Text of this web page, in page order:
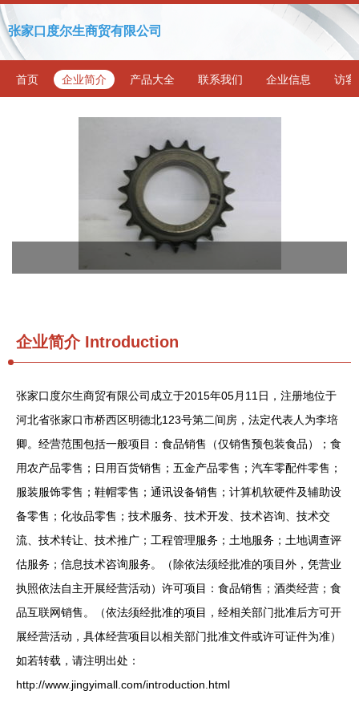
张家口度尔生商贸有限公司
首页 企业简介 产品大全 联系我们 企业信息 访客
企业简介 Introduction
张家口度尔生商贸有限公司成立于2015年05月11日，注册地位于
河北省张家口市桥西区明德北123号第二间房，法定代表人为李培
卿。经营范围包括一般项目：食品销售（仅销售预包装食品）；食
用农产品零售；日用百货销售；五金产品零售；汽车零配件零售；
服装服饰零售；鞋帽零售；通讯设备销售；计算机软硬件及辅助设
备零售；化妆品零售；技术服务、技术开发、技术咨询、技术交
流、技术转让、技术推广；工程管理服务；土地服务；土地调查评
估服务；信息技术咨询服务。（除依法须经批准的项目外，凭营业
执照依法自主开展经营活动）许可项目：食品销售；酒类经营；食
品互联网销售。（依法须经批准的项目，经相关部门批准后方可开
展经营活动，具体经营项目以相关部门批准文件或许可证件为准）
如若转载，请注明出处：
http://www.jingyimall.com/introduction.html